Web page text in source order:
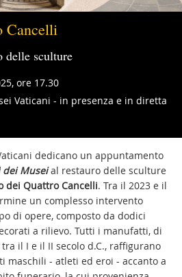
Cancelli
delle sculture
ore 17.30
Vaticani - in presenza e in diretta
dedicano un appuntamento
dei Museial restauro delle sculture
dei Quattro Cancelli. Tra il 2023 e il
un complesso intervento
di opere, composto da dodici
a rilievo. Tutti i manufatti, di
il I e il II secolo d.C., raffigurano
maschili - atleti ed eroi - accanto a